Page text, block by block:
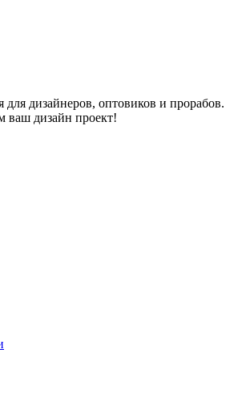
дизайнеров, оптовиков и прорабов.
ваш дизайн проект!